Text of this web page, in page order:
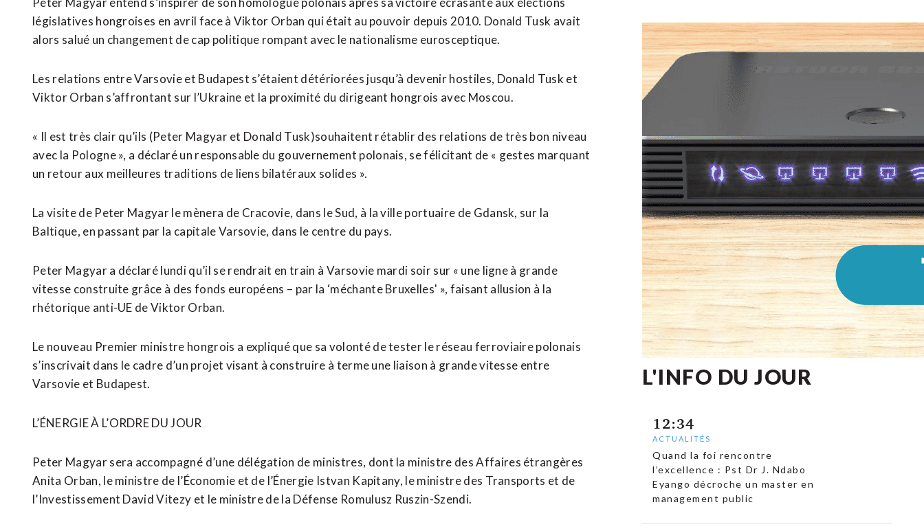
législatives hongroises en avril face à Viktor Orban qui était au pouvoir depuis 2010. Donald Tusk avait
alors salué un changement de cap politique rompant avec le nationalisme eurosceptique.
Les relations entre Varsovie et Budapest s’étaient détériorées jusqu’à devenir ​hostiles, Donald Tusk et
Viktor Orban s’affrontant sur l’Ukraine et la proximité du dirigeant hongrois avec Moscou.
« Il est très clair qu’ils (Peter Magyar et Donald Tusk)souhaitent rétablir des relations de très bon niveau
avec la Pologne », a déclaré un responsable du gouvernement polonais, se félicitant de « gestes marquant
un retour aux meilleures traditions de liens bilatéraux solides ».
La visite de Peter Magyar le mènera de Cracovie, dans le Sud, à la ville portuaire de Gdansk, sur ⁠la
Baltique, en passant par la capitale Varsovie, dans le centre du pays.
Peter Magyar a déclaré lundi qu’il se rendrait en train ⁠à Varsovie mardi soir sur « une ligne à grande
vitesse construite grâce à des fonds européens – par la ‘méchante Bruxelles' », faisant allusion à la
rhétorique anti-UE de Viktor Orban.
Le nouveau Premier ministre hongrois a expliqué que sa volonté de tester le réseau ferroviaire polonais
s’inscrivait dans le cadre d’un projet visant à construire à terme une liaison à grande vitesse entre
Varsovie et Budapest.
L’ÉNERGIE À L’ORDRE DU JOUR
Peter Magyar sera accompagné ⁠d’une ‌délégation de ministres, dont la ministre des Affaires étrangères
Anita Orban, le ministre de l’Économie et de ⁠l’Énergie Istvan Kapitany, le ministre des Transports et de
l’Investissement David Vitezy et le ministre ​de la Défense Romulusz ​Ruszin-Szendi.
L'INFO DU JOUR
12:34
ACTUALITÉS
Quand la foi rencontre
l’excellence : Pst Dr J. Ndabo
Eyango décroche un master en
management public